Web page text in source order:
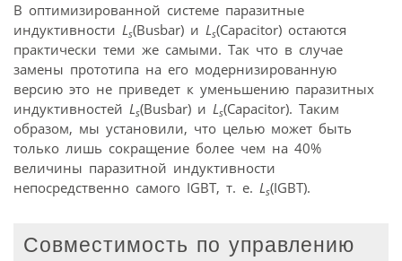
В оптимизированной системе паразитные
индуктивности Ls(Busbar) и Ls(Capacitor) остаются
практически теми же самыми. Так что в случае
замены прототипа на его модернизированную
версию это не приведет к уменьшению паразитных
индуктивностей Ls(Busbar) и Ls(Capacitor). Таким
образом, мы установили, что целью может быть
только лишь сокращение более чем на 40%
величины паразитной индуктивности
непосредственно самого IGBT, т. е. Ls(IGBT).
Совместимость по управлению